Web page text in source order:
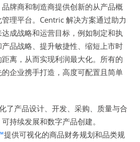
牌商和制造商提供创新的从产品概
理平台。Centric 解决方案通过助力
成战略和运营目标，例如制定和执
品战略、提升敏捷性、缩短上市时
离，从而实现利润最大化。所有的
企业携手打造，高度可配置且简单
了产品设计、开发、采购、质量与合
持续发展和数字产品创建。
提供可视化的商品财务规划和品类规